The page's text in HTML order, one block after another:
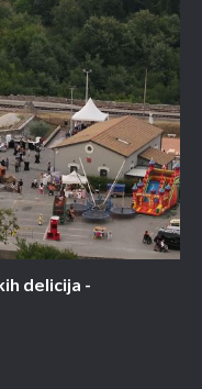
delicija -